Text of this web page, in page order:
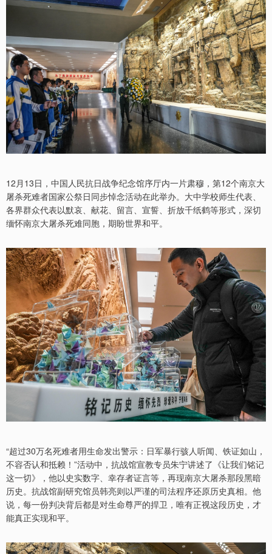
12月13日，中国人民抗日战争纪念馆序厅内一片肃穆，第12个南京大
屠杀死难者国家公祭日同步悼念活动在此举办。大中学校师生代表、
各界群众代表以默哀、献花、留言、宣誓、折放千纸鹤等形式，深切
缅怀南京大屠杀死难同胞，期盼世界和平。
“超过30万名死难者用生命发出警示：日军暴行骇人听闻、铁证如山，
不容否认和抵赖！”活动中，抗战馆宣教专员朱宁讲述了《让我们铭记
这一切》，他以史实数字、幸存者证言等，再现南京大屠杀那段黑暗
历史。抗战馆副研究馆员韩亮则以严谨的司法程序还原历史真相。他
说，每一份判决背后都是对生命尊严的捍卫，唯有正视这段历史，才
能真正实现和平。